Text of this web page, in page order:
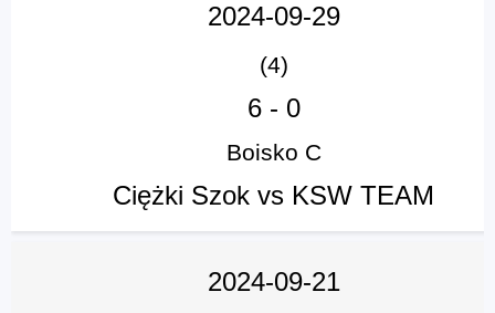
2024-09-29
(4)
6- 0
Boisko C
Ciężki Szok vs KSW TEAM
2024-09-21